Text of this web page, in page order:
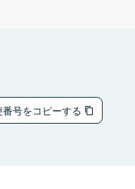
番号をコピーする